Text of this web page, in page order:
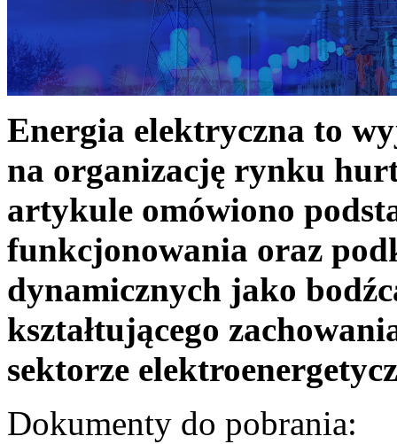
Energia elektryczna to
na organizację rynku
artykule omówiono
funkcjonowania oraz
dynamicznych jako
kształtującego
sektorze
Dokumenty do pobrania: